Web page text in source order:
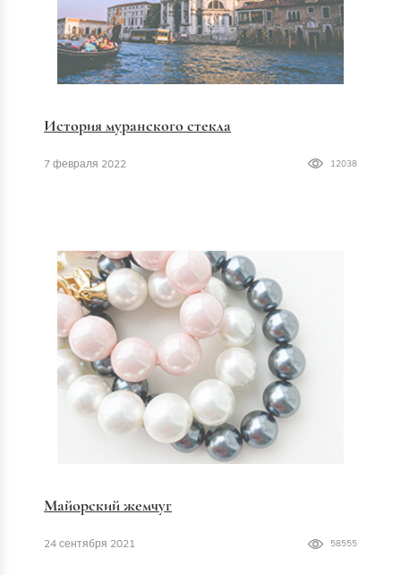
История муранского стекла
7 февраля 2022 12038
Майорский жемчуг
24 сентября 2021 58555